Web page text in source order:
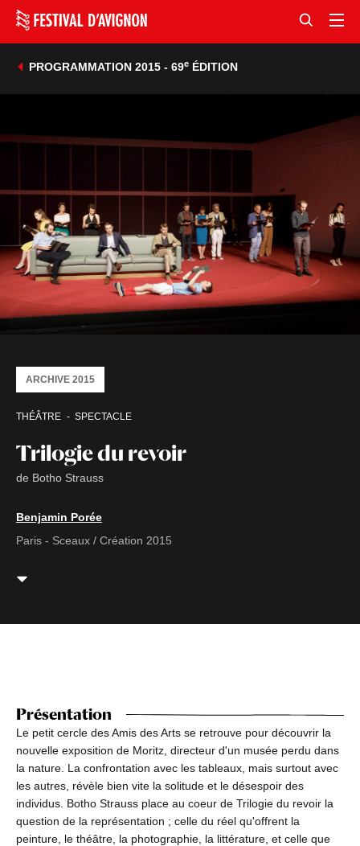
PROGRAMMATION 2015 - 69eÉDITION
Trilogie du revoir
de Botho Strauss
THÉÂTRE SPECTACLE
ARCHIVE 2015
Benjamin Porée
Paris - Sceaux / Création 2015
Présentation
Le petit cercle des Amis des Arts se retrouve pour découvrir la
nouvelle exposition de Moritz, directeur d'un musée perdu dans
la nature. La confrontation avec les tableaux, mais surtout avec
les autres, révèle bien vite la solitude et le désespoir des
individus. Botho Strauss place au coeur de Trilogie du revoir la
question de la représentation ; celle du réel qu'offrent la
peinture, le théâtre, la photographie, la littérature, et celle que